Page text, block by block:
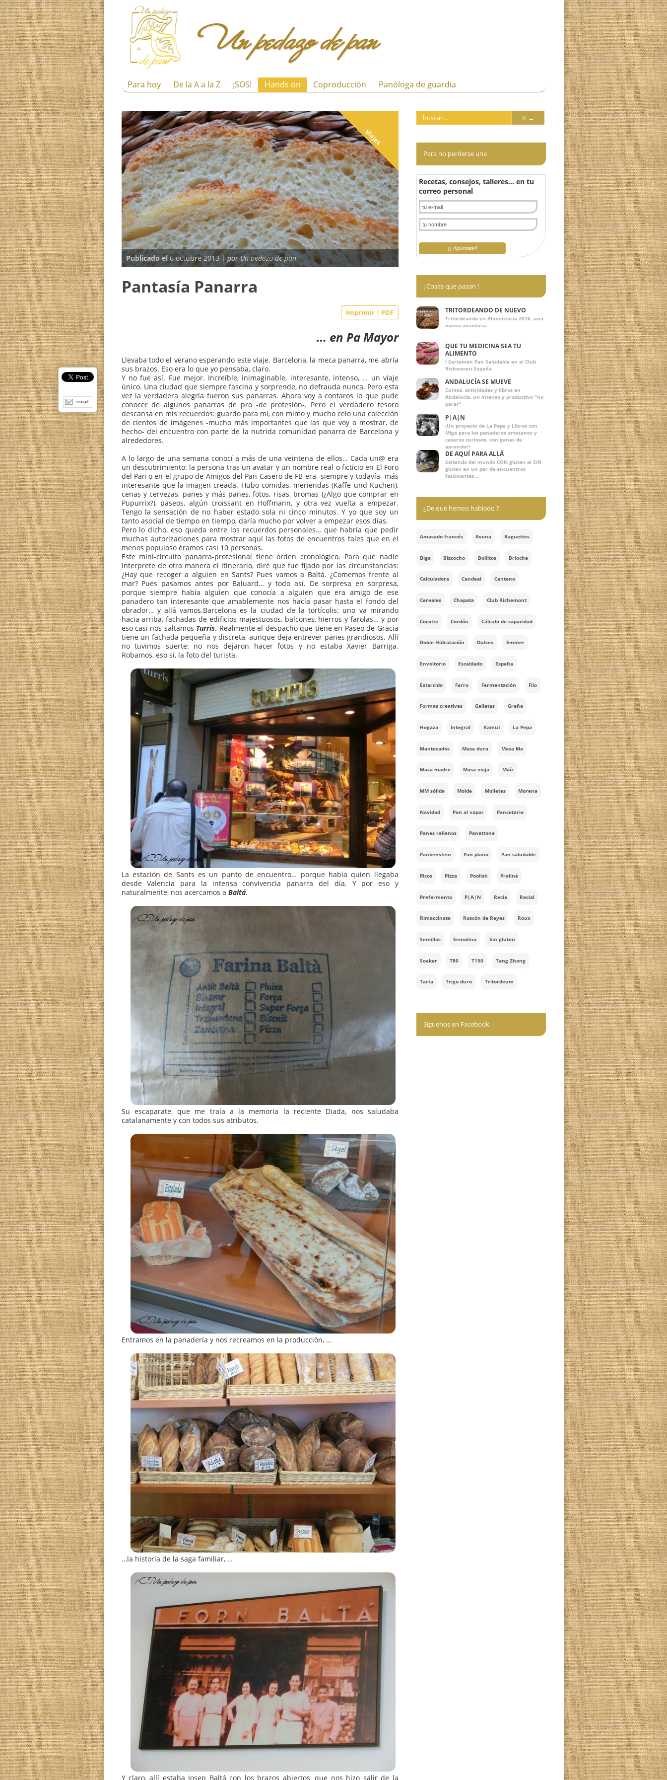
Un pedazo de pan
Para hoy De la A a la Z ¡SOS! Hands on Coproducción Panóloga de guardia
Viajes
Publicado el6 octubre 2013 |por Un pedazo de pan
Imprimir | PDF
… en Pa M ayor
Llevaba todo el verano esperando este viaje. Barcelona, la meca panarra, me abría
sus brazos. Eso era lo que yo pensaba, claro.
Y no fue así. Fue mejor. Increíble, inimaginable, interesante, intenso, … un viaje
único. Una ciudad que siempre fascina y sorprende, no defrauda nunca. Pero esta
vez la verdadera alegría fueron sus panarras. Ahora voy a contaros lo que pude
conocer de algunos panarras de pro -de profesión-. Pero el verdadero tesoro
descansa en mis recuerdos: guardo para mí, con mimo y mucho celo una colección
de cientos de imágenes -mucho más importantes que las que voy a mostrar, de
hecho- del encuentro con parte de la nutrida comunidad panarra de Barcelona y
alrededores.
A lo largo de una semana conocí a más de una veintena de ellos… Cada un@ era
un descubrimiento: la persona tras un avatar y un nombre real o ficticio en El Foro
del Pan o en el grupo de Amigos del Pan Casero de FB era -siempre y todavía- más
interesante que la imagen creada. Hubo comidas, meriendas (Kaffe und Kuchen),
cenas y cervezas, panes y más panes, fotos, risas, bromas (¿Algo que comprar en
Pupurrix?), paseos, algún croissant en Hoffmann, y otra vez vuelta a empezar.
Tengo la sensación de no haber estado sola ni cinco minutos. Y yo que soy un
tanto asocial de tiempo en tiempo, daría mucho por volver a empezar esos días.
Pero lo dicho, eso queda entre los recuerdos personales… que habría que pedir
muchas autorizaciones para mostrar aquí las fotos de encuentros tales que en el
menos populoso éramos casi 10 personas.
Este mini-circuito panarra-profesional tiene orden cronológico. Para que nadie
interprete de otra manera el itinerario, diré que fue fijado por las circunstancias:
¿Hay que recoger a alguien en Sants? Pues vamos a Baltá. ¿Comemos frente al
mar? Pues pasamos antes por Baluard… y todo así. De sorpresa en sorpresa,
porque siempre había alguien que conocía a alguien que era amigo de ese
panadero tan interesante que amablemente nos hacía pasar hasta el fondo del
obrador… y allá vamos.Barcelona es la ciudad de la tortícolis: uno va mirando
hacia arriba, fachadas de edificios majestuosos, balcones, hierros y farolas… y por
eso casi nos saltamos
Turris
. Realmente el despacho que tiene en Paseo de Gracia
tiene un fachada pequeña y discreta, aunque deja entrever panes grandiosos. Allí
no tuvimos suerte: no nos dejaron hacer fotos y no estaba Xavier Barriga.
Robamos, eso sí, la foto del turista.
La estación de Sants es un punto de encuentro… porque había quien llegaba
desde Valencia para la intensa convivencia panarra del día. Y por eso y
naturalmente, nos acercamos aBaltá.
Su escaparate, que me traía a la memoria la reciente Diada, nos saludaba
catalanamente y con todos sus atributos.
Entramos en la panadería y nos recreamos en la producción, …
…la historia de la saga familiar, …
Recetas, consejos, talleres… en tu
correo personal
¡ Cosas que pasan !
TRITORDEANDO DE NUEVO
Tritordeando en Alimentaria 2016, una
nueva aventura.
QUE TU MEDICINA SEA TU
ALIMENTO
I Certamen Pan Saludable en el Club
ANDALUCÍA SE MUEVE
Cursos, actividades y libros en
Andalucía. un intenso y productivo "no
parar"
P|A|N
¡Un proyecto de La Pepa y Libros con
Miga para los panaderos artesanos y
caseros curiosos, con ganas de
aprender!
DE AQUÍ PARA ALLÁ
Saltando del mundo CON gluten al SIN
gluten en un par de encuentros
Baguettes
Biga Bizcocho Bollitos Brioche
Calculadora Candeal Centeno
Cereales Chapata Club Richemont
Cálculo de capacidad
Emmer
Espelta
Fermentación Filo
Greña
La Pepa
Mantecados Masa Ma
Masa madre Masa vieja Maíz
MM sólida Molde Morena
Navidad Pancetario
Pan saludable
Praliné
Recial
Rimaccinata Roux
Sin gluten
Tang Zhong
Tritordeum
email